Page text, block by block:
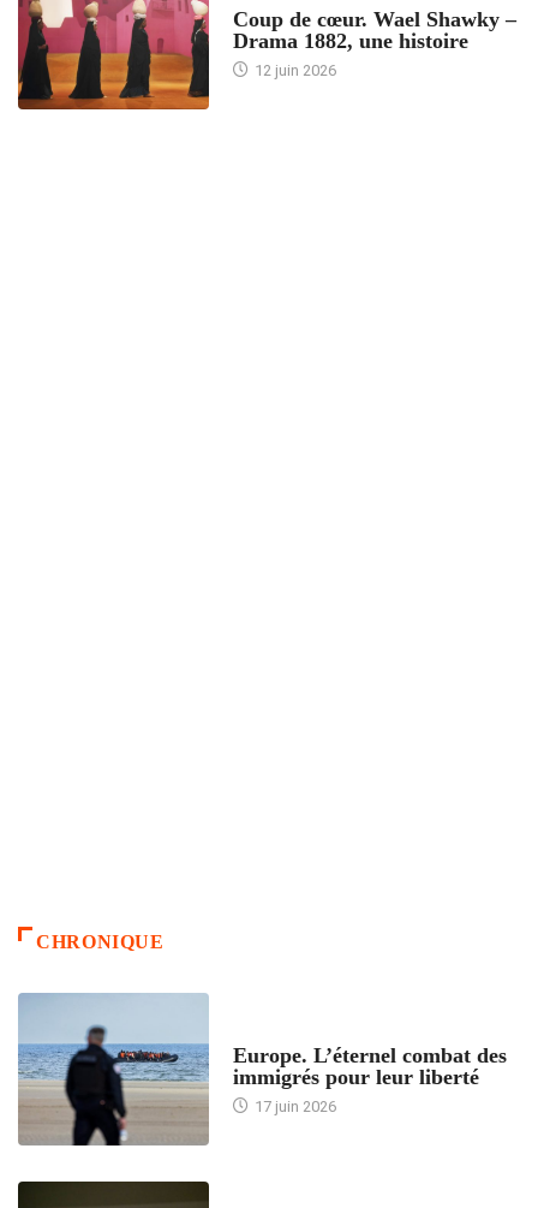
Coup de cœur. Wael Shawky –
Drama 1882, une histoire
12 juin 2026
CHRONIQUE
Europe. L’éternel combat des
immigrés pour leur liberté
17 juin 2026